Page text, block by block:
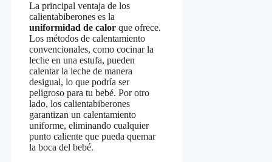
La principal ventaja de los
calientabiberones es la
uniformidad de calor que ofrece.
Los métodos de calentamiento
convencionales, como cocinar la
leche en una estufa, pueden
calentar la leche de manera
desigual, lo que podría ser
peligroso para tu bebé. Por otro
lado, los calientabiberones
garantizan un calentamiento
uniforme, eliminando cualquier
punto caliente que pueda quemar
la boca del bebé.